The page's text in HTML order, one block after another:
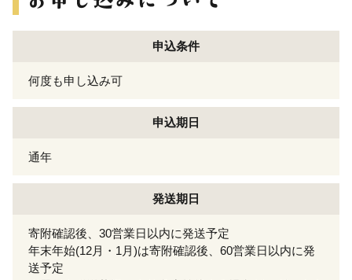
申込条件
何度も申し込み可
申込期日
通年
発送期日
寄附確認後、30営業日以内に発送予定
年末年始(12月・1月)は寄附確認後、60営業日以内に発
送予定